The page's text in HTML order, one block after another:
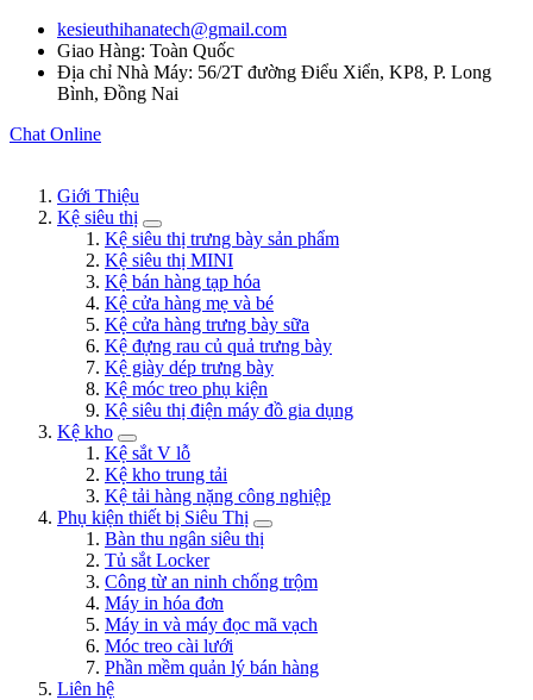
kesieuthihanatech@gmail.com
Giao Hàng: Toàn Quốc
Địa chỉ Nhà Máy: 56/2T đường Điểu Xiển, KP8, P. Long
Bình, Đồng Nai
Chat Online
Giới Thiệu
Kệ siêu thị
Kệ siêu thị trưng bày sản phẩm
Kệ siêu thị MINI
Kệ bán hàng tạp hóa
Kệ cửa hàng mẹ và bé
Kệ cửa hàng trưng bày sữa
Kệ đựng rau củ quả trưng bày
Kệ giày dép trưng bày
Kệ móc treo phụ kiện
Kệ siêu thị điện máy đồ gia dụng
Kệ kho
Kệ sắt V lỗ
Kệ kho trung tải
Kệ tải hàng nặng công nghiệp
Phụ kiện thiết bị Siêu Thị
Bàn thu ngân siêu thị
Tủ sắt Locker
Công từ an ninh chống trộm
Máy in hóa đơn
Máy in và máy đọc mã vạch
Móc treo cài lưới
Phần mềm quản lý bán hàng
Liên hệ